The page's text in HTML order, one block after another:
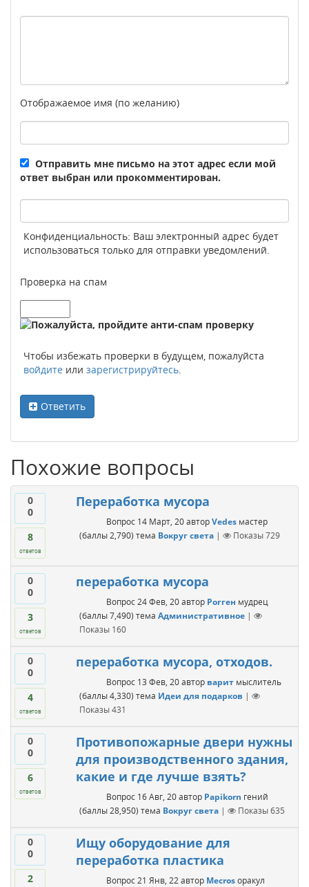
Отображаемое имя (по желанию)
Отправить мне письмо на этот адрес если мой
ответ выбран или прокомментирован.
Конфиденциальность: Ваш электронный адрес будет
использоваться только для отправки уведомлений.
Проверка на спам
Чтобы избежать проверки в будущем, пожалуйста
войдите или зарегистрируйтесь.
Ответить
Похожие вопросы
0
0
8
ответов
Переработка мусора
Вопрос 14 Март, 20 авторVedes мастер
(баллы2,790) тема Вокруг света | Показы729
0
0
3
ответов
переработка мусора
Вопрос 24 Фев, 20 автор Рогген мудрец
(баллы7,490) тема Административное |
Показы 160
0
0
4
ответов
переработка мусора, отходов.
Вопрос 13 Фев, 20 автор варит мыслитель
(баллы4,330) тема Идеи для подарков |
Показы431
0
0
6
ответов
Противопожарные двери нужны
для производственного здания,
какие и где лучше взять?
Вопрос 16 Авг, 20 автор Papikorn гений
(баллы28,950) тема Вокруг света | Показы635
0
0
2
Ищу оборудование для
переработка пластика
Вопрос 21 Янв, 22 автор Mecros оракул